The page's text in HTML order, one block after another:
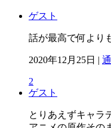
ゲスト
話が最高で何より
2020年12月25日 |
2
ゲスト
とりあえずキャラ